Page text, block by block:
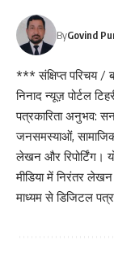
ByGovind
*** संक्षिप्त परिचय /
निनाद न्यूज़ पोर्टल
पत्रकारिता अनुभव:
जनसमस्याओं, सामाजिक
लेखन और रिपोर्टिंग।
मीडिया में निरंतर लेखन
माध्यम से डिजिटल